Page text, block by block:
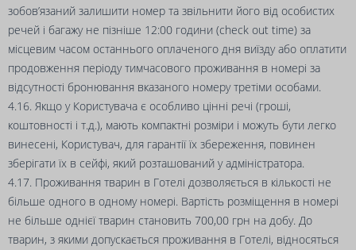
зобов’язаний залишити номер та звільнити його від особистих
речей і багажу не пізніше 12:00 години (check out time) за
місцевим часом останнього оплаченого дня виїзду або оплатити
продовження періоду тимчасового проживання в номері за
відсутності бронювання вказаного номеру третіми особами.
4.16. Якщо у Користувача є особливо цінні речі (гроші,
коштовності і т.д.), мають компактні розміри і можуть бути легко
винесені, Користувач, для гарантії їх збереження, повинен
зберігати їх в сейфі, який розташований у адміністратора.
4.17. Проживання тварин в Готелі дозволяється в кількості не
більше одного в одному номері. Вартість розміщення в номері
не більше однієї тварин становить 700,00 грн на добу. До
тварин, з якими допускається проживання в Готелі, відносяться